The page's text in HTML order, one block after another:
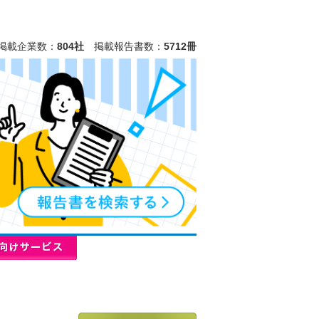
載企業数： 804社 掲載報告書数： 5712冊